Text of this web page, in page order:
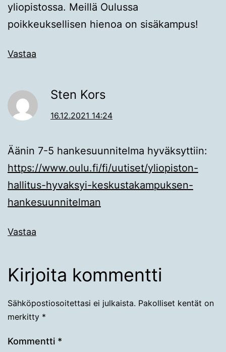
yliopistossa. Meillä Oulussa
poikkeuksellisen hienoa on sisäkampus!
Vastaa
Sten Kors
16.12.2021 14:24
Äänin 7-5 hankesuunnitelma hyväksyttiin:
https://www.oulu.fi/fi/uutiset/yliopiston-
hallitus-hyvaksyi-keskustakampuksen-
hankesuunnitelman
Vastaa
Kirjoita kommentti
Sähköpostiosoitettasi ei julkaista. Pakolliset kentät on
merkitty *
Kommentti *